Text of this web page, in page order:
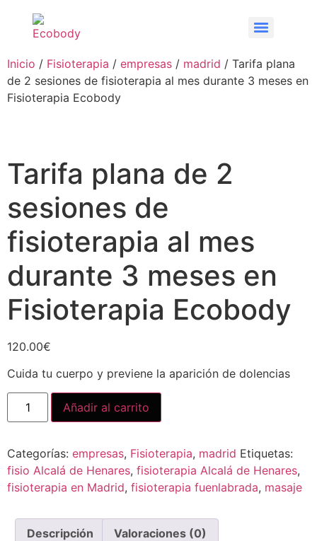
Inicio / Fisioterapia / empresas / madrid / Tarifa plana
de 2 sesiones de fisioterapia al mes durante 3 meses en
Fisioterapia Ecobody
Tarifa plana de 2
sesiones de
fisioterapia al mes
durante 3 meses en
Fisioterapia Ecobody
120.00€
Cuida tu cuerpo y previene la aparición de dolencias
Añadir al carrito
Categorías: empresas, Fisioterapia, madrid Etiquetas:
fisio Alcalá de Henares, fisioterapia Alcalá de Henares,
fisioterapia en Madrid, fisioterapia fuenlabrada, masaje
Descripción Valoraciones (0)